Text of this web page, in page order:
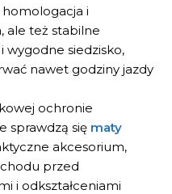
i
ale też stabilne
wygodne siedzisko,
nawet godziny jazdy
ochronie
sprawdzą się maty
akcesorium,
przed
i odkształceniami